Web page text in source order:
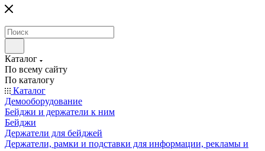
Каталог
По всему сайту
По каталогу
Каталог
Демооборудование
Бейджи и держатели к ним
Бейджи
Держатели для бейджей
Держатели, рамки и подставки для информации, рекламы и